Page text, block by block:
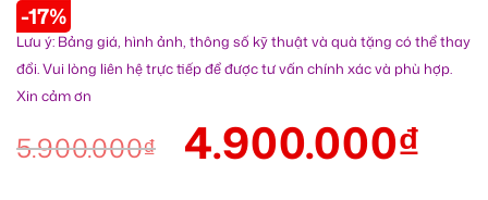
-17%
Lưu ý: Bảng giá, hình ảnh, thông số kỹ thuật và quà tặng có thể thay
đổi. Vui lòng liên hệ trực tiếp để được tư vấn chính xác và phù hợp.
Xin cảm ơn
5.900.000₫ 4.900.000₫